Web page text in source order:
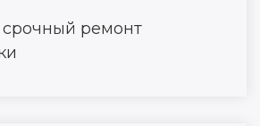
ремонт